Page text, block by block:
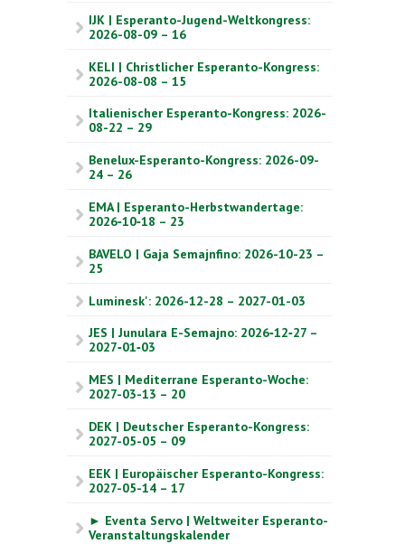
IJK | Esperanto-Jugend-Weltkongress:
2026-08-09 – 16
KELI | Christlicher Esperanto-Kongress:
2026-08-08 – 15
Italienischer Esperanto-Kongress: 2026-
08-22 – 29
Benelux-Esperanto-Kongress: 2026-09-
24 – 26
EMA | Esperanto-Herbstwandertage:
2026‑10‑18 – 23
BAVELO | Gaja Semajnfino: 2026-10-23 –
25
Luminesk': 2026-12-28 – 2027-01-03
JES | Junulara E-Semajno: 2026‑12‑27 –
2027‑01‑03
MES | Mediterrane Esperanto-Woche:
2027-03-13 – 20
DEK | Deutscher Esperanto-Kongress:
2027-05-05 – 09
EEK | Europäischer Esperanto-Kongress:
2027-05-14 – 17
► Eventa Servo | Weltweiter Esperanto-
Veranstaltungskalender